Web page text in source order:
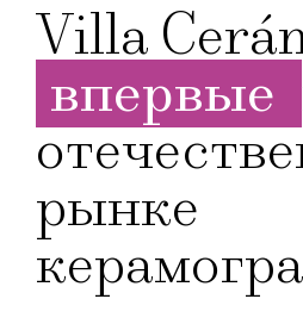
Villa
впервые
рынке